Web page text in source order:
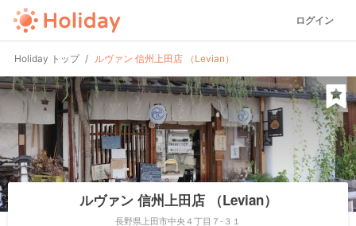
ログイン
Holiday トップ ルヴァン 信州上田店 （Levian）
ルヴァン 信州上田店 （Levian）
長野県上田市中央４丁目７-３１